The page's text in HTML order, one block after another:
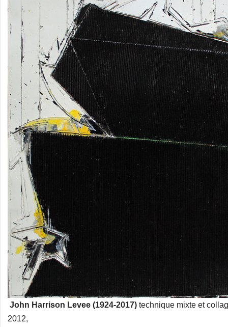
John Harrison Levee (1924-2017) technique mixte et
2012,